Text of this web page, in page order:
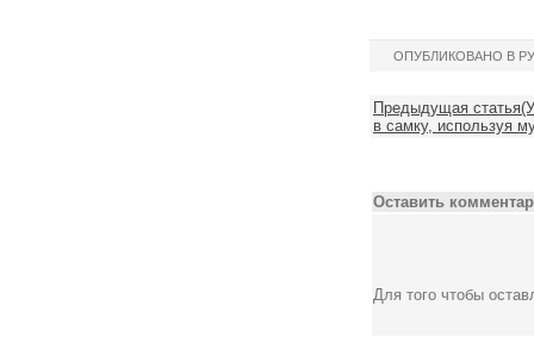
ОПУБЛИКОВАНО В
Предыдущая
в самку, используя
Оставить
Для того чтобы